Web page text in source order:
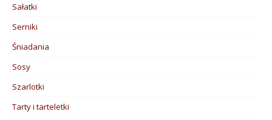
Sałatki
Serniki
Śniadania
Sosy
Szarlotki
Tarty i tarteletki